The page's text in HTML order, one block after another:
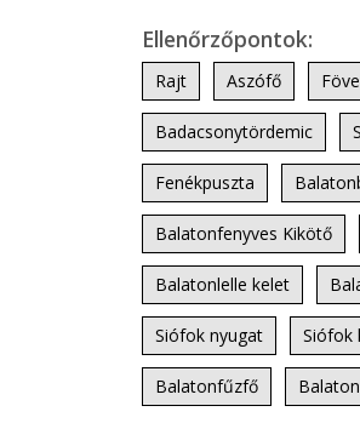
Ellenőrzőpontok:
Rajt Aszófő
Badacsonytördemic
Fenékpuszta
Balatonfenyves Kikötő
Balatonlelle kelet
Siófok nyugat Siófok
Balatonfűzfő